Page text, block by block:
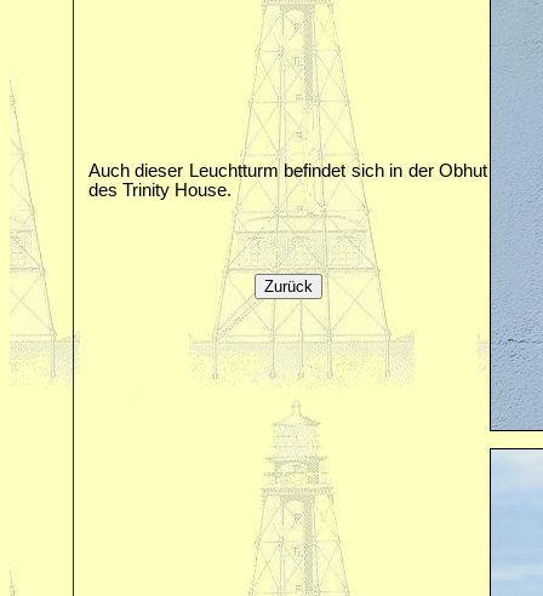
Auch dieser Leuchtturm befindet sich in der Obhut
des Trinity House.